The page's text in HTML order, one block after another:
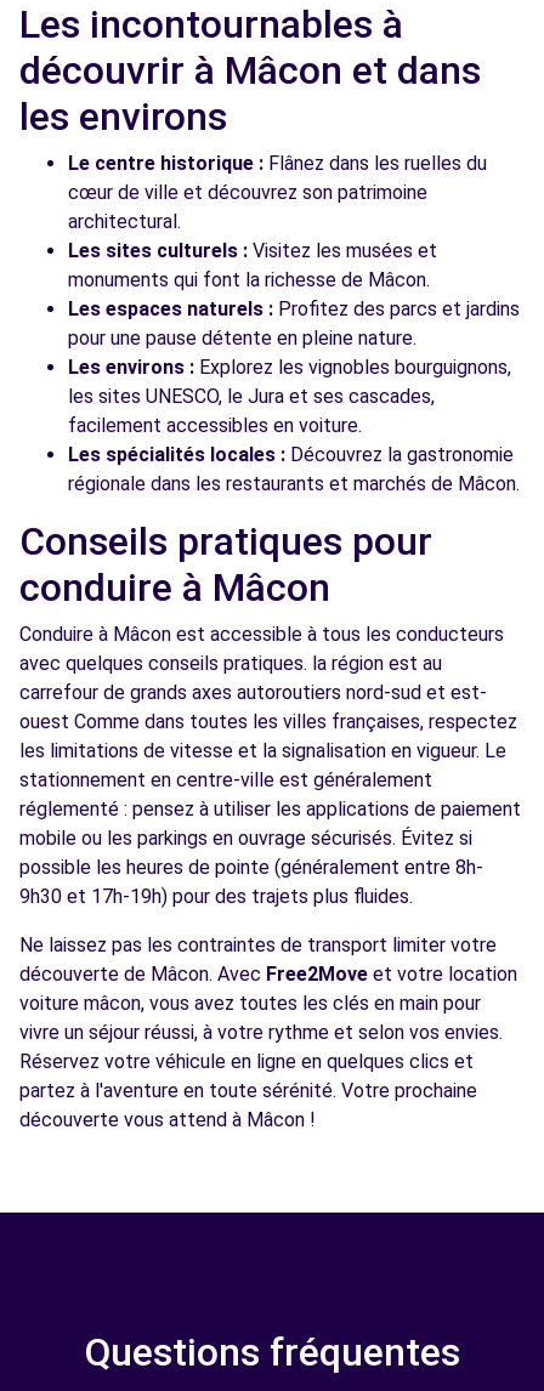
Les incontournables à
découvrir à Mâcon et dans
les environs
Le centre historique : Flânez dans les ruelles du
cœur de ville et découvrez son patrimoine
architectural.
Les sites culturels : Visitez les musées et
monuments qui font la richesse de Mâcon.
Les espaces naturels : Profitez des parcs et jardins
pour une pause détente en pleine nature.
Les environs : Explorez les vignobles bourguignons,
les sites UNESCO, le Jura et ses cascades,
facilement accessibles en voiture.
Les spécialités locales : Découvrez la gastronomie
régionale dans les restaurants et marchés de Mâcon.
Conseils pratiques pour
conduire à Mâcon
Conduire à Mâcon est accessible à tous les conducteurs
avec quelques conseils pratiques. la région est au
carrefour de grands axes autoroutiers nord-sud et est-
ouest Comme dans toutes les villes françaises, respectez
les limitations de vitesse et la signalisation en vigueur. Le
stationnement en centre-ville est généralement
réglementé : pensez à utiliser les applications de paiement
mobile ou les parkings en ouvrage sécurisés. Évitez si
possible les heures de pointe (généralement entre 8h-
9h30 et 17h-19h) pour des trajets plus fluides.
Ne laissez pas les contraintes de transport limiter votre
découverte de Mâcon. Avec Free2Move et votre location
voiture mâcon, vous avez toutes les clés en main pour
vivre un séjour réussi, à votre rythme et selon vos envies.
Réservez votre véhicule en ligne en quelques clics et
partez à l'aventure en toute sérénité. Votre prochaine
découverte vous attend à Mâcon !
Questions fréquentes